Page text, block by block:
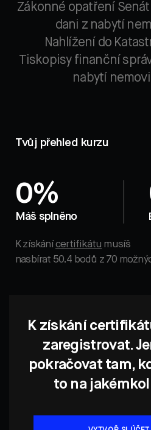
Zákonné opatření
dani z nabytí
Nahlížení do
Tiskopisy finanční
nabytí
Tvůj přehled kurzu
0%
Máš splněno
K získánícertifikátu musíš
nasbírat 50.4 bodů z 70
K získání
zaregistrovat.
pokračovat tam,
to na